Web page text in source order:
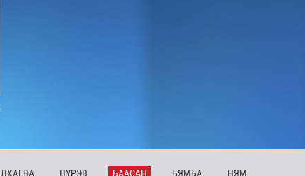
ЛХАГВА ПҮРЭВ БААСАН БЯМБА НЯМ